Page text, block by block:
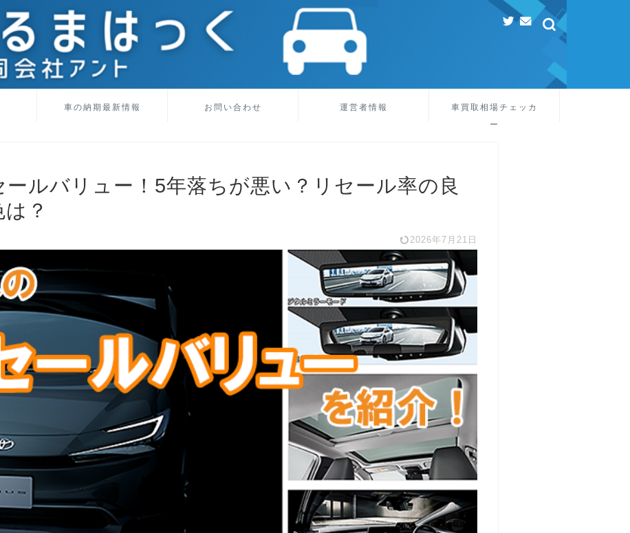
車の納期最新情報 お問い合わせ 運営者情報
車買取相場チェッカ
ー
ルバリュー！5年落ちが悪い？リセール率の良
？
2026年7月21日